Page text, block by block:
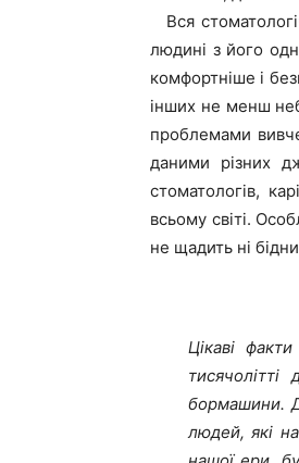
Вся
людині з його
комфортніше і
інших не менш
проблемами
даними різних
стоматологів,
всьому світі.
не щадить ні
Цікаві
бормашини.
людей, які